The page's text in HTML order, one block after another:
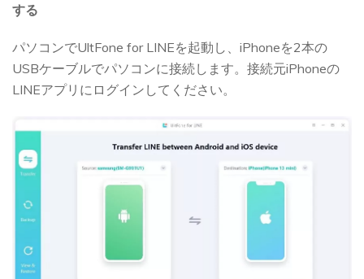
する
パソコンでUltFone for LINEを起動し、iPhoneを2本の
USBケーブルでパソコンに接続します。接続元iPhoneの
LINEアプリにログインしてください。